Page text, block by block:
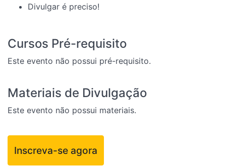
Divulgar é preciso!
Cursos Pré-requisito
Este evento não possui pré-requisito.
Materiais de Divulgação
Este evento não possui materiais.
Inscreva-se agora